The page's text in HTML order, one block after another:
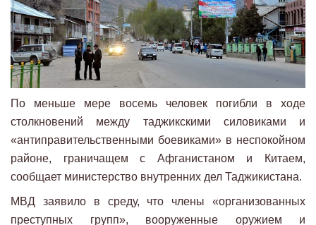
По меньше мере восемь человек погибли в ходе
столкновений между таджикскими силовиками и
«антиправительственными боевиками» в неспокойном
районе, граничащем с Афганистаном и Китаем,
сообщает министерство внутренних дел Таджикистана.
МВД заявило в среду, что члены «организованных
преступных групп», вооруженные оружием и